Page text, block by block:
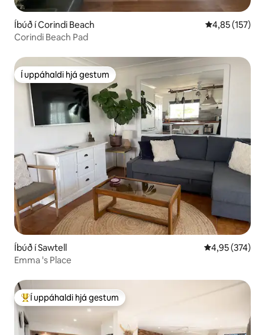
Íbúð í Corindi Beach 4,85 af 5 í
4,85 (157)
Corindi Beach Pad
Í uppáhaldi hjá gestum
Í uppáhaldi hjá gestum
Íbúð í Sawtell 4,95 af 5 í
4,95 (374)
Emma 's Place
Í mestu uppáhaldi hjá gestum
Í uppáhaldi hjá gestum